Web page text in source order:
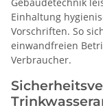
Einhaltung
Vorschriften. So
einwandfreien
Verbraucher.